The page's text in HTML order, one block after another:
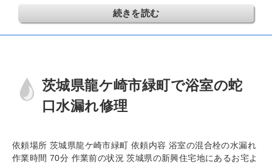
続きを読む
茨城県龍ケ崎市緑町で浴室の蛇
口水漏れ修理
依頼場所 茨城県龍ケ崎市緑町 依頼内容 浴室の混合栓の水漏れ
作業時間 70分 作業前の状況 茨城県の新興住宅地にあるお宅よ